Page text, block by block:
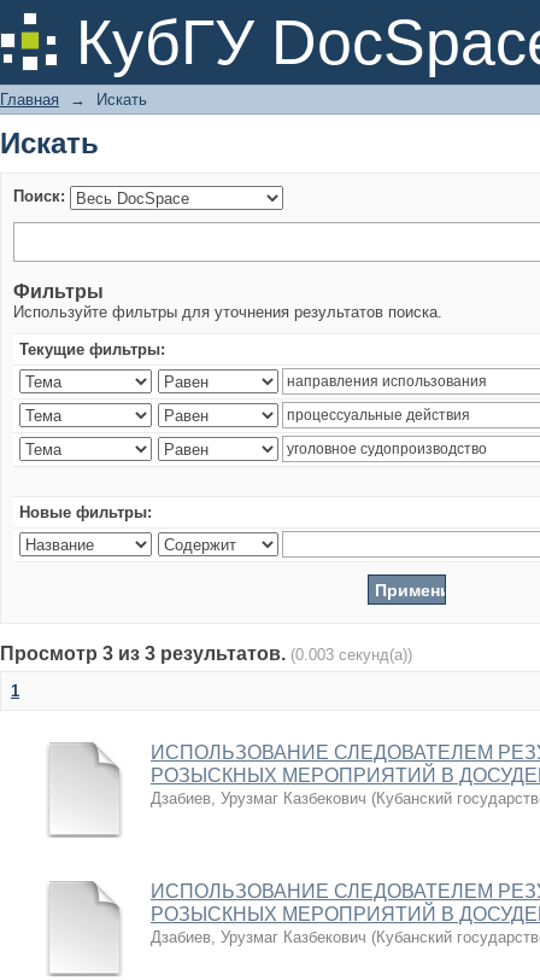
КубГУ
Искать
Главная → Искать
Искать
Поиск:
Фильтры
Используйте фильтры для уточнения результатов поиска.
Текущие фильтры:
Новые фильтры:
Просмотр 3 из 3 результатов. (0.003 секунд(а))
1
ИСПОЛЬЗОВАНИЕ СЛЕДОВАТЕЛЕМ
РОЗЫСКНЫХ МЕРОПРИЯТИЙ В
Дзабиев, Урузмаг Казбекович (Кубанский
ИСПОЛЬЗОВАНИЕ СЛЕДОВАТЕЛЕМ
РОЗЫСКНЫХ МЕРОПРИЯТИЙ В
Дзабиев, Урузмаг Казбекович (Кубанский